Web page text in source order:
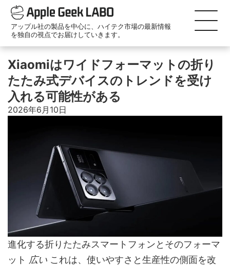
アップル社の製品を中心に、ハイテク市場の最新情報
を独自の視点でお届けしていきます。
Xiaomiはワイドフォーマットの折り
たたみ式デバイスのトレンドを受け
入れる可能性がある
2026年6月10日
進化する折りたたみスマートフォンとそのフォーマ
ット 広い これは、使いやすさと生産性の側面を改